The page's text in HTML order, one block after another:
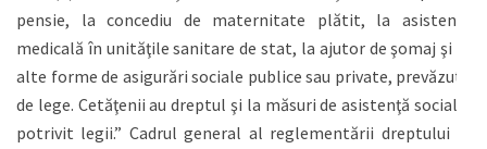
pensie, la concediu de maternitate plătit, la asistenţă
medicală în unităţile sanitare de stat, la ajutor de şomaj şi la
alte forme de asigurări sociale publice sau private, prevăzute
de lege. Cetăţenii au dreptul şi la măsuri de asistenţă socială,
potrivit legii.” Cadrul general al reglementării dreptului la